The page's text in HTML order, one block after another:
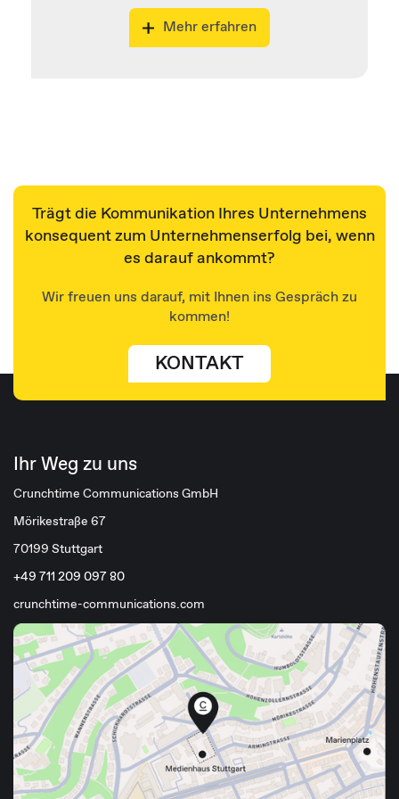
Mehr erfahren
Trägt die Kommunikation Ihres Unternehmens
konsequent zum Unternehmenserfolg bei, wenn
es darauf ankommt?
Wir freuen uns darauf, mit Ihnen ins Gespräch zu
kommen!
KONTAKT
Ihr Weg zu uns
Crunchtime Communications GmbH
Mörikestraße 67
70199 Stuttgart
+49 711 209 097 80
crunchtime-communications.com